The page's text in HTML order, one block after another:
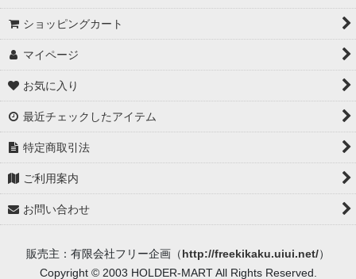
ショッピングカート
マイページ
お気に入り
最近チェックしたアイテム
特定商取引法
ご利用案内
お問い合わせ
販売主：有限会社フリー企画（http://freekikaku.uiui.net/）
Copyright © 2003 HOLDER-MART All Rights Reserved.